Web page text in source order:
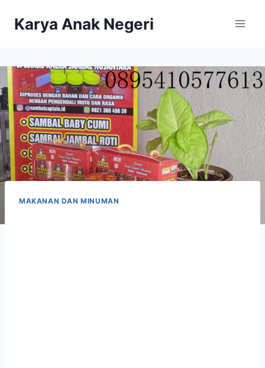
Karya Anak Negeri
MAKANAN DAN MINUMAN